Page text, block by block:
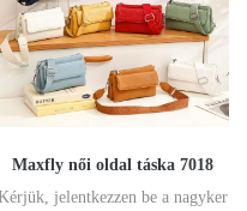
Maxfly női oldal táska 7018
jelentkezzen be a nagyker